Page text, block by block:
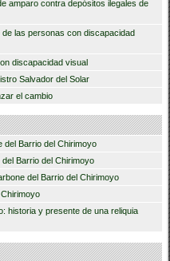
amparo contra depósitos ilegales de
las personas con discapacidad
discapacidad visual
Salvador del Solar
el cambio
del Barrio del Chirimoyo
Barrio del Chirimoyo
del Barrio del Chirimoyo
historia y presente de una reliquia